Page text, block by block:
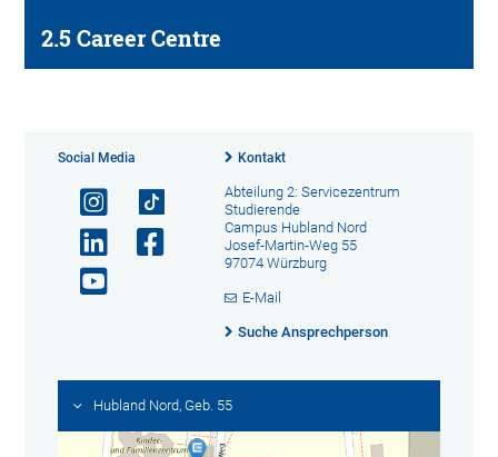
2.5 Career Centre
Social Media Kontakt
Abteilung 2: Servicezentrum
Studierende
Campus Hubland Nord
Josef-Martin-Weg 55
97074 Würzburg
E-Mail
Suche Ansprechperson
Hubland Nord, Geb. 55